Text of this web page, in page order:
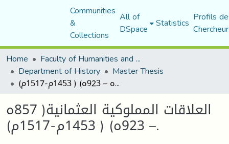
Communities
&
Collections
All of
DSpace Statistics Profils
Home
Faculty of Humanities and Social Sciences
Department of History Master Thesis
العلاقات المملوكية العثمانية( 857ه – 923ه) ( 1453م-1517م).
العلاقات المملوكية العثمانية( 857ه
– 923ه) ( 1453م-1517م).